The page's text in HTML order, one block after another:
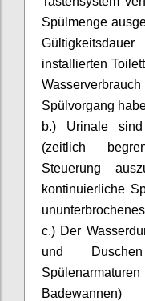
Spülmenge
installierten
Spülvorgang
b.)
Urinale
(zeitlich
Steuerung
kontinuierliche
c.) Der
und
Spülenarmaturen